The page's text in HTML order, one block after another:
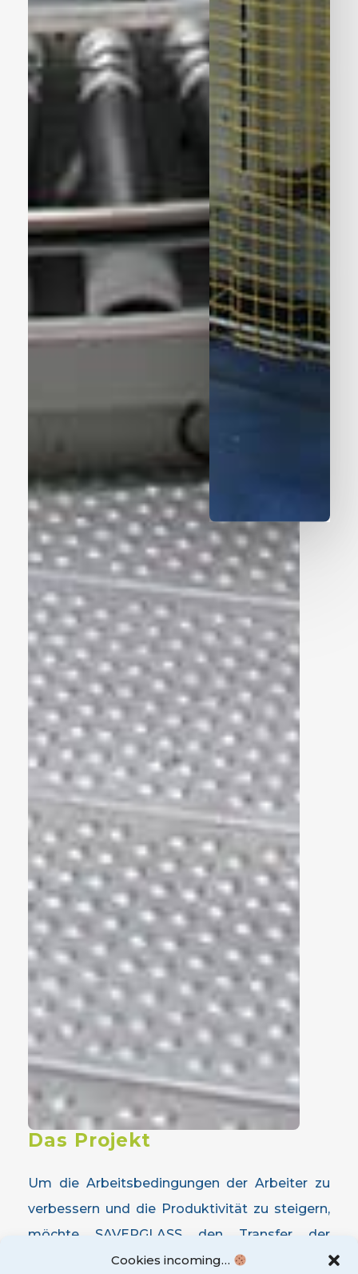
Cookies incoming…
Das Projekt
Um die Arbeitsbedingungen der Arbeiter zu
verbessern und die Produktivität zu steigern,
möchte SAVERGLASS den Transfer der
Kartons von den Kontroll- und